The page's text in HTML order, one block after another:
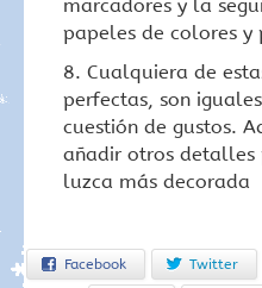
marcadores y la
papeles de colores
Cualquiera de
perfectas, son
cuestión de gustos.
añadir otros
luzca más decorada
Facebook Twitter